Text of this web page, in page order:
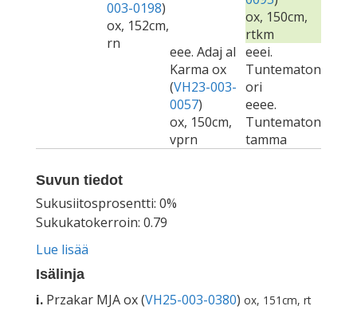
003-0198)
ox, 152cm,
rn
ox, 150cm,
rtkm
eee. Adaj al
Karma ox
(VH23-003-
0057)
ox, 150cm,
vprn
eeei.
Tuntematon
ori
eeee.
Tuntematon
tamma
Suvun tiedot
Sukusiitosprosentti: 0%
Sukukatokerroin: 0.79
Lue lisää
Isälinja
i. Przakar MJA ox (VH25-003-0380) ox, 151cm, rt